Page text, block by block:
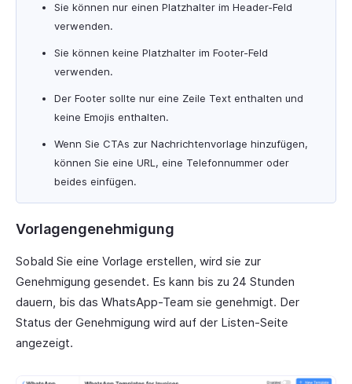
Sie können nur einen Platzhalter im Header-Feld
verwenden.
Sie können keine Platzhalter im Footer-Feld
verwenden.
Der Footer sollte nur eine Zeile Text enthalten und
keine Emojis enthalten.
Wenn Sie CTAs zur Nachrichtenvorlage hinzufügen,
können Sie eine URL, eine Telefonnummer oder
beides einfügen.
Vorlagengenehmigung
Sobald Sie eine Vorlage erstellen, wird sie zur
Genehmigung gesendet. Es kann bis zu 24 Stunden
dauern, bis das WhatsApp-Team sie genehmigt. Der
Status der Genehmigung wird auf der Listen-Seite
angezeigt.